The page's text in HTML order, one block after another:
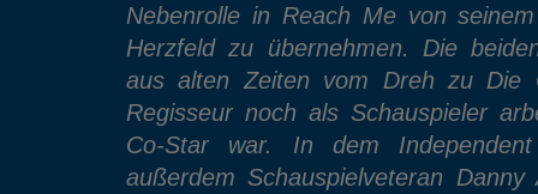
Nebenrolle in Reach Me von
Herzfeld zu übernehmen. Die
aus alten Zeiten vom Dreh zu Die
Regisseur noch als Schauspieler
Co-Star war. In dem
außerdem Schauspielveteran